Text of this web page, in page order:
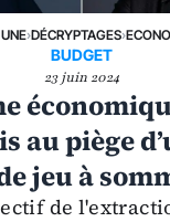
›DÉCRYPTAGES›
BUDGET
23 juin 2024
au piège
jeu à
de